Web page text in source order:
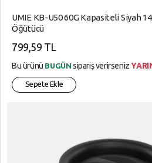
UMIE KB-U50 60G Kapasiteli Siyah
Öğütücü
799,59 TL
Bu ürünü BUGÜN sipariş verirseniz
Sepete Ekle